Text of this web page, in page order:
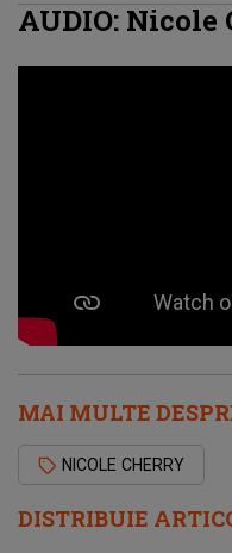
DISTRIBUIE
AUDIO:
MAI MULTE
NICOLE CHERRY